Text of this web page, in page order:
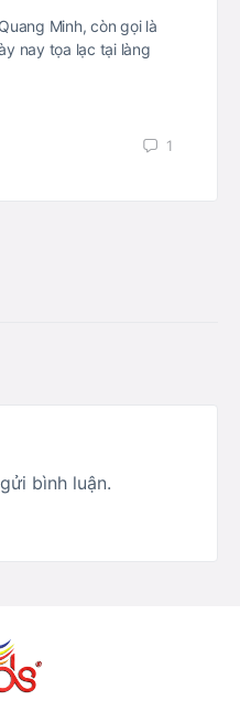
Minh, còn gọi là
nay tọa lạc tại làng
1
bình luận.